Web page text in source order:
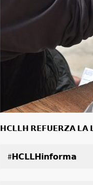
𝗛𝗖𝗟𝗟𝗛 𝗥𝗘𝗙𝗨𝗘𝗥𝗭𝗔 𝗟𝗔
#𝗛𝗖𝗟𝗟𝗛𝗶𝗻𝗳𝗼𝗿𝗺𝗮